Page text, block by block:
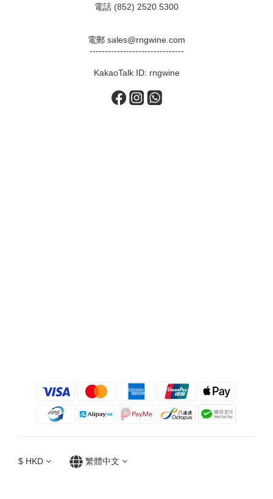
電話 (852) 2520 5300
電郵 sales@rngwine.com
-------------------------------
KakaoTalk ID: rngwine
$ HKD 繁體中文